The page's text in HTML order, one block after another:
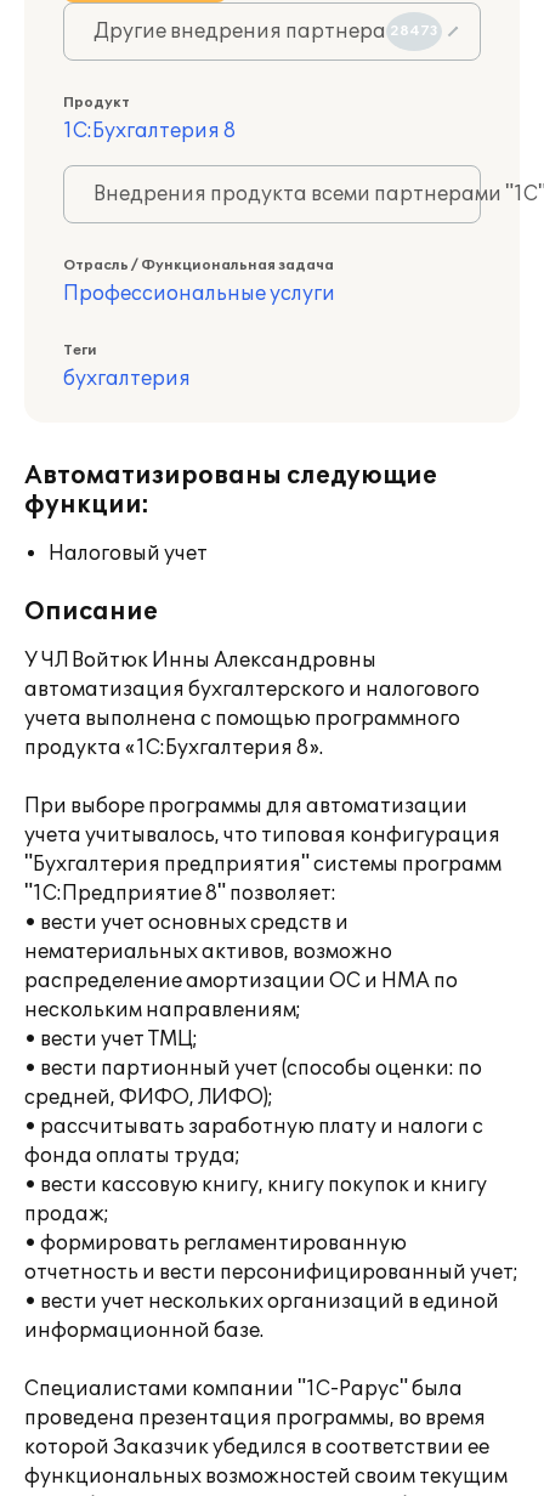
Другие внедрения партнера 28473
Продукт
1С:Бухгалтерия 8
Внедрения продукта всеми партнерами
Отрасль / Функциональная задача
Профессиональные услуги
Теги
бухгалтерия
Автоматизированы следующие
функции:
Налоговый учет
Описание
У ЧЛ Войтюк Инны Александровны
автоматизация бухгалтерского и налогового
учета выполнена с помощью программного
продукта «1С:Бухгалтерия 8».
При выборе программы для автоматизации
учета учитывалось, что типовая конфигурация
"Бухгалтерия предприятия" системы программ
"1С:Предприятие 8" позволяет:
• вести учет основных средств и
нематериальных активов, возможно
распределение амортизации ОС и НМА по
нескольким направлениям;
• вести учет ТМЦ;
• вести партионный учет (способы оценки: по
средней, ФИФО, ЛИФО);
• рассчитывать заработную плату и налоги с
фонда оплаты труда;
• вести кассовую книгу, книгу покупок и книгу
продаж;
• формировать регламентированную
отчетность и вести персонифицированный учет;
• вести учет нескольких организаций в единой
информационной базе.
Специалистами компании "1С-Рарус" была
проведена презентация программы, во время
которой Заказчик убедился в соответствии ее
функциональных возможностей своим текущим